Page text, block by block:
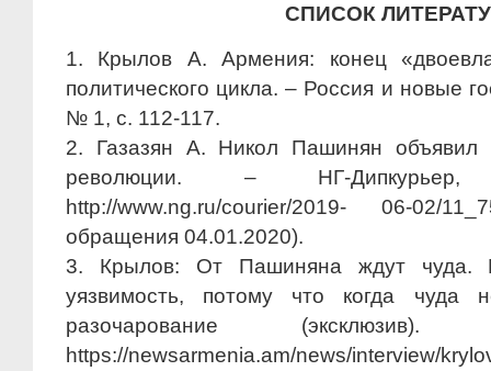
СПИСОК
1. Крылов А. Армения: конец
политического цикла. – Россия и новые
№ 1, с. 112-117.
2. Газазян А. Никол Пашинян объявил
революции. – НГ-
http://www.ng.ru/courier/2019- 06-02/
обращения 04.01.2020).
3. Крылов: От Пашиняна ждут чуда.
уязвимость, потому что когда чуда
разочарование
https://newsarmenia.am/news/interview/